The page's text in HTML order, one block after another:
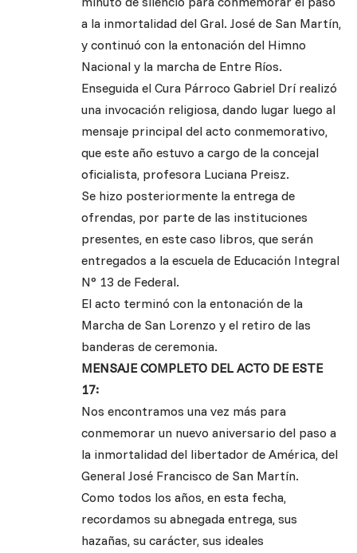
a la inmortalidad del Gral. José de San Martín,
y continuó con la entonación del Himno
Nacional y la marcha de Entre Ríos.
Enseguida el Cura Párroco Gabriel Drí realizó
una invocación religiosa, dando lugar luego al
mensaje principal del acto conmemorativo,
que este año estuvo a cargo de la concejal
oficialista, profesora Luciana Preisz.
Se hizo posteriormente la entrega de
ofrendas, por parte de las instituciones
presentes, en este caso libros, que serán
entregados a la escuela de Educación Integral
N° 13 de Federal.
El acto terminó con la entonación de la
Marcha de San Lorenzo y el retiro de las
banderas de ceremonia.
MENSAJE COMPLETO DEL ACTO DE ESTE
17:
Nos encontramos una vez más para
conmemorar un nuevo aniversario del paso a
la inmortalidad del libertador de América, del
General José Francisco de San Martín.
Como todos los años, en esta fecha,
recordamos su abnegada entrega, sus
hazañas, su carácter, sus ideales